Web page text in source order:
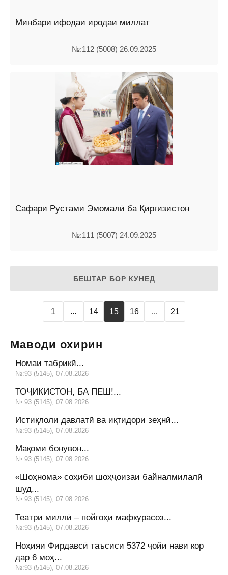
Минбари ифодаи иродаи миллат
№:112 (5008) 26.09.2025
Сафари Рустами Эмомалӣ ба Қирғизистон
№:111 (5007) 24.09.2025
БЕШТАР БОР КУНЕД
1 ... 14 15 16 ... 21
Маводи охирин
Номаи табрикӣ...
№:93 (5145), 07.08.2026
ТОҶИКИСТОН, БА ПЕШ!...
№:93 (5145), 07.08.2026
Истиқлоли давлатӣ ва иқтидори зеҳнӣ...
№:93 (5145), 07.08.2026
Мақоми бонувон...
№:93 (5145), 07.08.2026
«Шоҳнома» соҳиби шоҳҷоизаи байналмилалӣ
шуд...
№:93 (5145), 07.08.2026
Театри миллӣ – пойгоҳи мафкурасоз...
№:93 (5145), 07.08.2026
Ноҳияи Фирдавсӣ таъсиси 5372 ҷойи нави кор
дар 6 моҳ...
№:93 (5145), 07.08.2026